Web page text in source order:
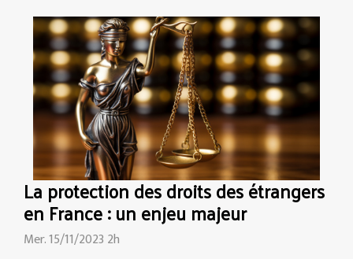
La protection des droits des étrangers
en France : un enjeu majeur
Mer. 15/11/2023 2h